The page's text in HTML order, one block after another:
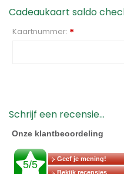
Cadeaukaart saldo
Kaartnummer: *
Schrijf een recensie...